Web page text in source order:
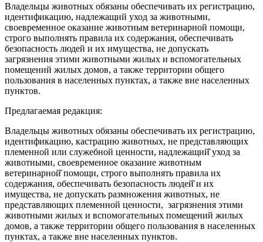
Владельцы животных обязаны обеспечивать их регистрацию,
идентификацию, надлежащий уход за животными,
своевременное оказание животным ветеринарной помощи,
строго выполнять правила их содержания, обеспечивать
безопасность людей и их имущества, не допускать
загрязнения этими животными жилых и вспомогательных
помещений жилых домов, а также территории общего
пользования в населенных пунктах, а также вне населенных
пунктов.
Предлагаемая редакция:
Владельцы животных обязаны обеспечивать их регистрацию,
идентификацию, кастрацию животных, не представляющих
племенной или служебной ценности, надлежащий̆ уход за
животными, своевременное оказание животным
ветеринарной̆ помощи, строго выполнять правила их
содержания, обеспечивать безопасность людей̆ и их
имущества, не допускать размножения животных, не
представляющих племенной ценности, загрязнения этими
животными жилых и вспомогательных помещений жилых
домов, а также территории общего пользования в населенных
пунктах, а также вне населенных пунктов.